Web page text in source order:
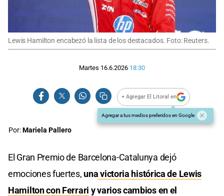
Lewis Hamilton encabezó la lista de los destacados. Foto: Reuters.
Martes 16.6.2026 18:30
+ Agregar El Litoral en
Agregar a tus medios preferidos en Google
Por:Mariela Pallero
El Gran Premio de Barcelona-Catalunya dejó
emociones fuertes, unavictoria histórica de Lewis
Hamilton con Ferrari y varios cambios en el